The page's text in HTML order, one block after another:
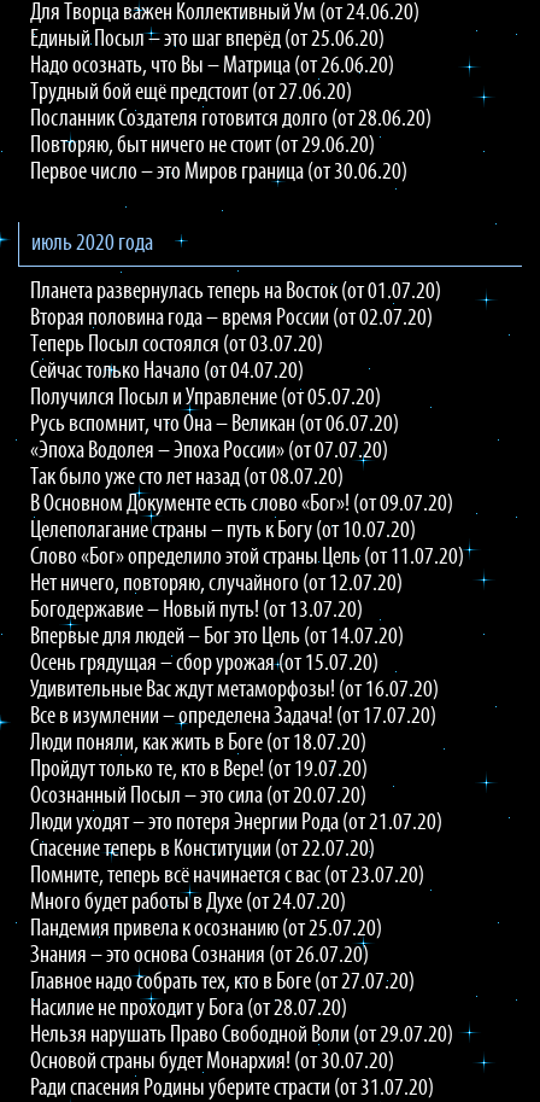
Для Творца важен Коллективный Ум (от 24.06.20)
Единый Посыл – это шаг вперёд (от 25.06.20)
Надо осознать, что Вы – Матрица (от 26.06.20)
Трудный бой ещё предстоит (от 27.06.20)
Посланник Создателя готовится долго (от 28.06.20)
Повторяю, быт ничего не стоит (от 29.06.20)
Первое число – это Миров граница (от 30.06.20)
июль 2020 года
Планета развернулась теперь на Восток (от 01.07.20)
Вторая половина года – время России (от 02.07.20)
Теперь Посыл состоялся (от 03.07.20)
Сейчас только Начало (от 04.07.20)
Получился Посыл и Управление (от 05.07.20)
Русь вспомнит, что Она – Великан (от 06.07.20)
«Эпоха Водолея – Эпоха России» (от 07.07.20)
Так было уже сто лет назад (от 08.07.20)
В Основном Документе есть слово «Бог»! (от 09.07.20)
Целеполагание страны – путь к Богу (от 10.07.20)
Слово «Бог» определило этой страны Цель (от 11.07.20)
Нет ничего, повторяю, случайного (от 12.07.20)
Богодержавие – Новый путь! (от 13.07.20)
Впервые для людей – Бог это Цель (от 14.07.20)
Осень грядущая – сбор урожая (от 15.07.20)
Удивительные Вас ждут метаморфозы! (от 16.07.20)
Все в изумлении – определена Задача! (от 17.07.20)
Люди поняли, как жить в Боге (от 18.07.20)
Пройдут только те, кто в Вере! (от 19.07.20)
Осознанный Посыл – это сила (от 20.07.20)
Люди уходят – это потеря Энергии Рода (от 21.07.20)
Спасение теперь в Конституции (от 22.07.20)
Помните, теперь всё начинается с вас (от 23.07.20)
Много будет работы в Духе (от 24.07.20)
Пандемия привела к осознанию (от 25.07.20)
Знания – это основа Сознания (от 26.07.20)
Главное надо собрать тех, кто в Боге (от 27.07.20)
Насилие не проходит у Бога (от 28.07.20)
Нельзя нарушать Право Свободной Воли (от 29.07.20)
Основой страны будет Монархия! (от 30.07.20)
Ради спасения Родины уберите страсти (от 31.07.20)